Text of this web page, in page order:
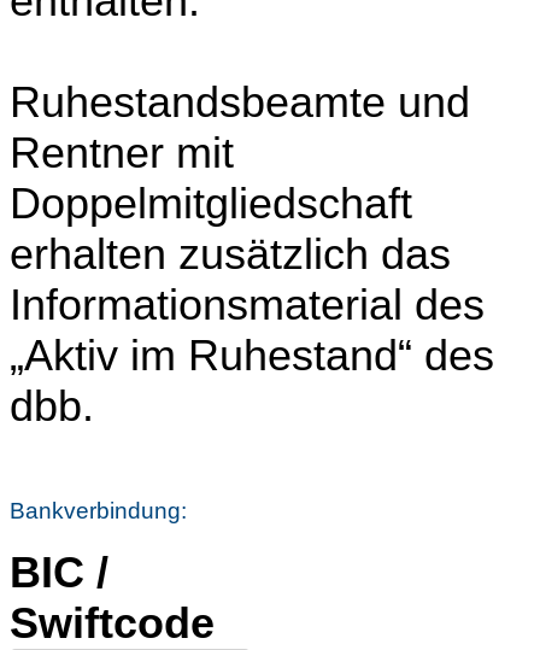
Ruhestandsbeamte und
Rentner mit
Doppelmitgliedschaft
erhalten zusätzlich das
Informationsmaterial des
„Aktiv im Ruhestand“ des
dbb.
Bankverbindung:
BIC /
Swiftcode